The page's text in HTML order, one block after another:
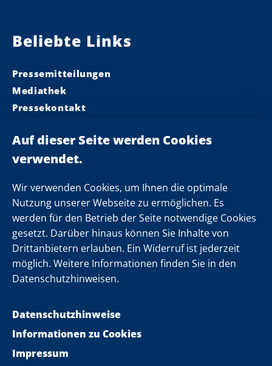
Wir verwenden Cookies, um Ihnen die optimale
Nutzung unserer Webseite zu ermöglichen. Es
werden für den Betrieb der Seite notwendige Cookies
gesetzt. Darüber hinaus können Sie Inhalte von
Drittanbietern erlauben. Ein Widerruf ist jederzeit
möglich. Weitere Informationen finden Sie in den
Datenschutzhinweisen.
Datenschutzhinweise
Impressum
Informationen zu Cookies
Beliebte Links
Pressemitteilungen
Mediathek
Pressekontakt
Landeskabinett
Einsamkeit
Folgen Sie uns